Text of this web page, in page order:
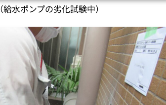
（給水ポンプの劣化試験中）